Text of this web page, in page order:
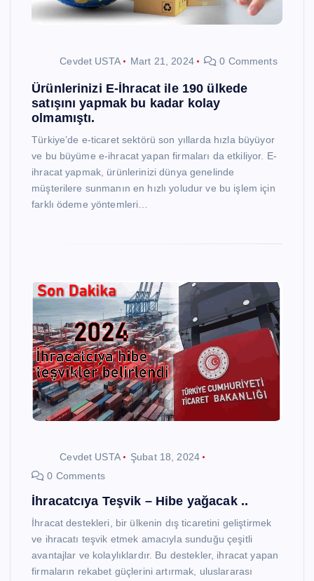
Cevdet USTA Mart 21, 2024 0 Comments
Ürünlerinizi E-İhracat ile 190 ülkede
satışını yapmak bu kadar kolay
olmamıştı.
Türkiye’de e-ticaret sektörü son yıllarda hızla büyüyor
ve bu büyüme e-ihracat yapan firmaları da etkiliyor. E-
ihracat yapmak, ürünlerinizi dünya genelinde
müşterilere sunmanın en hızlı yoludur ve bu işlem için
farklı ödeme yöntemleri…
Cevdet USTA
Şubat 18, 2024
0 Comments
İhracatcıya Teşvik – Hibe yağacak ..
İhracat destekleri, bir ülkenin dış ticaretini geliştirmek
ve ihracatı teşvik etmek amacıyla sunduğu çeşitli
avantajlar ve kolaylıklardır. Bu destekler, ihracat yapan
firmaların rekabet güçlerini artırmak, uluslararası